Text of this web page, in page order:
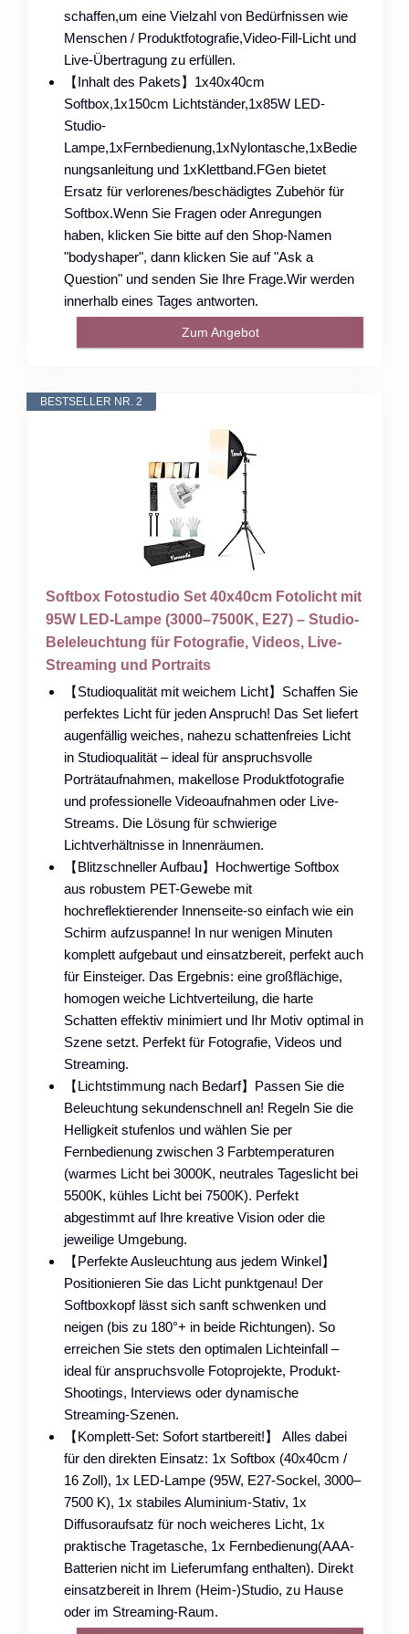
schaffen,um eine Vielzahl von Bedürfnissen wie
Menschen / Produktfotografie,Video-Fill-Licht und
Live-Übertragung zu erfüllen.
【Inhalt des Pakets】1x40x40cm
Softbox,1x150cm Lichtständer,1x85W LED-
Studio-
Lampe,1xFernbedienung,1xNylontasche,1xBedie
nungsanleitung und 1xKlettband.FGen bietet
Ersatz für verlorenes/beschädigtes Zubehör für
Softbox.Wenn Sie Fragen oder Anregungen
haben, klicken Sie bitte auf den Shop-Namen
"bodyshaper", dann klicken Sie auf "Ask a
Question" und senden Sie Ihre Frage.Wir werden
innerhalb eines Tages antworten.
Zum Angebot
BESTSELLER NR. 2
Softbox Fotostudio Set 40x40cm Fotolicht mit
95W LED-Lampe (3000–7500K, E27) – Studio-
Beleleuchtung für Fotografie, Videos, Live-
Streaming und Portraits
【Studioqualität mit weichem Licht】Schaffen Sie
perfektes Licht für jeden Anspruch! Das Set liefert
augenfällig weiches, nahezu schattenfreies Licht
in Studioqualität – ideal für anspruchsvolle
Porträtaufnahmen, makellose Produktfotografie
und professionelle Videoaufnahmen oder Live-
Streams. Die Lösung für schwierige
Lichtverhältnisse in Innenräumen.
【Blitzschneller Aufbau】Hochwertige Softbox
aus robustem PET-Gewebe mit
hochreflektierender Innenseite-so einfach wie ein
Schirm aufzuspanne! In nur wenigen Minuten
komplett aufgebaut und einsatzbereit, perfekt auch
für Einsteiger. Das Ergebnis: ​eine großflächige,
homogen weiche Lichtverteilung, die harte
Schatten effektiv minimiert und Ihr Motiv optimal in
Szene setzt. Perfekt für Fotografie, Videos und
Streaming.​
【Lichtstimmung nach Bedarf】Passen Sie die
Beleuchtung sekundenschnell an! Regeln Sie die
Helligkeit stufenlos und wählen Sie per
Fernbedienung zwischen 3 Farbtemperaturen
(warmes Licht bei 3000K, neutrales Tageslicht bei
5500K, kühles Licht bei 7500K). Perfekt
abgestimmt auf Ihre kreative Vision oder die
jeweilige Umgebung.
【Perfekte Ausleuchtung aus jedem Winkel】
Positionieren Sie das Licht punktgenau! Der
Softboxkopf lässt sich sanft schwenken und
neigen (bis zu ​180°+ in beide Richtungen). So
erreichen Sie stets den optimalen Lichteinfall –
ideal für anspruchsvolle Fotoprojekte, Produkt-
Shootings, Interviews oder dynamische
Streaming-Szenen.​
【Komplett-Set: Sofort startbereit!】 Alles dabei
für den direkten Einsatz: ​1x Softbox (40x40cm /
16 Zoll), 1x LED-Lampe (95W, E27-Sockel, 3000–
7500 K), 1x stabiles Aluminium-Stativ, 1x
Diffusoraufsatz für noch weicheres Licht, 1x
praktische Tragetasche, 1x Fernbedienung(AAA-
Batterien nicht im Lieferumfang enthalten). Direkt
einsatzbereit in Ihrem (Heim-)Studio, zu Hause
oder im Streaming-Raum.​